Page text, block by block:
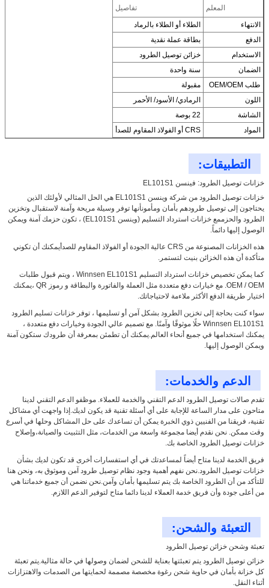
المعلم
تفاصيل
الانتهاء
الطلاء أو الطلاء بالرماد
الدفع
بطاقة عملة نقدية
الاستخدام
خزائن توصيل الطرود
الضمان
سنة واحدة
طلب OEM/OEM
مقبولة
اللون
الرمادي/ الأسود/ الأحمر
الشاشة
22 بوصة
المواد
CRS أو الفولاذ المقاوم للصدأ
التطبيقات:
خزانات توصيل الطرود: فينسن EL101S1
خزانات توصيل الطرود من شركة وينسن EL101S1 هي الحل المثالي لأولئك الذين
يحتاجون إلى توصيل طرودهم بأمان ومأمونأنها توفر وسيلة مريحة وآمنة لاستقبال وتخزين
الطرود والحزممع خزانات استرداد التسليم (وينسن EL101S1) ، تكون حزمك آمنة ويمكن
الوصول إليها دائماً.
هذه الخزانات المصنوعة من CRS عالية الجودة أو الفولاذ المقاوم للصدأيمكنك أن تكوني
متأكدة أن هذه الخزائن بنيت لتستمر.
كما يمكن تخصيص خزانات استرداد التسليم Winnsen EL101S1 ، ويتم قبول طلبات
OEM / OEM. مع خيارات دفع متعددة مثل العملة والفاتورة والبطاقة و رموز QR ،يمكنك
اختيار طريقة الدفع الأكثر ملاءمة لاحتياجاتك.
سواء كنت بحاجة إلى تخزين الطرود بشكل آمن أو تسليمها ، توفر خزانات تسليم الطرود
Winnsen EL101S1 حلًا موثوقًا وآمنًا. مع تصميم عالي الجودة وخيارات دفع متعددة ،
يمكنك استخدامها في جميع أنحاء العالم.يمكنك أن تطمئن بمعرفة أن طرودك ستكون آمنة
ويمكن الوصول إليها.
الدعم والخدمات:
تقدم صالات توصيل الطرود الدعم التقني والخدمة للعملاء. موظفو الدعم التقني لدينا
متاحون على مدار الساعة للإجابة على أي أسئلة تقنية قد يكون لديك.إذا واجهت أي مشاكل
تقنية، فريقنا من الفنيين ذوي الخبرة يمكن أن تساعدك على حل المشاكل وحلها في أسرع
وقت ممكن. نحن نقدم أيضا مجموعة واسعة من الخدمات، مثل التثبيت والصيانة،وإصلاح
خزانات توصيل الطرود الخاصة بك.
فريق الخدمة لدينا متاح أيضاً لمساعدتك في أي استفسارات أخرى قد تكون لديك بشأن
خزانات توصيل الطرود.نحن نفهم أهمية وجود نظام توصيل طرود آمن وموثوق به، ونحن هنا
للتأكد من أن الطرود الخاصة بك يتم تسليمها بأمان وآمن.نحن نضمن أن جميع خدماتنا هي
من أعلى جودة وأن فريق خدمة العملاء لدينا دائما متاح لتوفير الدعم اللازم.
التعبئة والشحن:
تعبئة وشحن خزائن توصيل الطرود
خزائن توصيل الطرود يتم تعبئتها بعناية للشحن لضمان وصولها في حالة مثالية.يتم تعبئة
كل خزانة بأمان في حاوية شحن رغوة مخصصة مصممة لحمايتها من الصدمات والاهتزازات
أثناء النقل.